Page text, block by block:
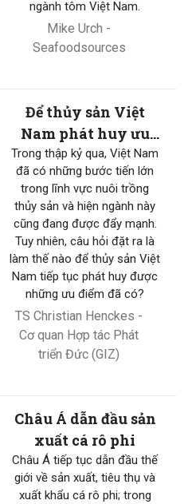
ngành tôm Việt Nam.
Mike Urch -
Seafoodsources
Để thủy sản Việt
Nam phát huy ưu
điểm
Trong thập kỷ qua, Việt Nam
đã có những bước tiến lớn
trong lĩnh vực nuôi trồng
thủy sản và hiện ngành này
cũng đang được đẩy mạnh.
Tuy nhiên, câu hỏi đặt ra là
làm thế nào để thủy sản Việt
Nam tiếp tục phát huy được
những ưu điểm đã có?
TS Christian Henckes -
Cơ quan Hợp tác Phát
triển Đức (GIZ)
Châu Á dẫn đầu sản
xuất cá rô phi
Châu Á tiếp tục dẫn đầu thế
giới về sản xuất, tiêu thụ và
xuất khẩu cá rô phi; trong